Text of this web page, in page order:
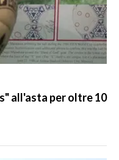
all'asta per oltre 10